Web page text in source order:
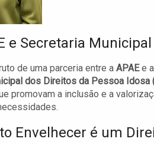
e Secretaria Municipal
de uma parceria entre a APAEe a
dos Direitos da Pessoa Idosa
promovam a inclusão e a
Envelhecer é um